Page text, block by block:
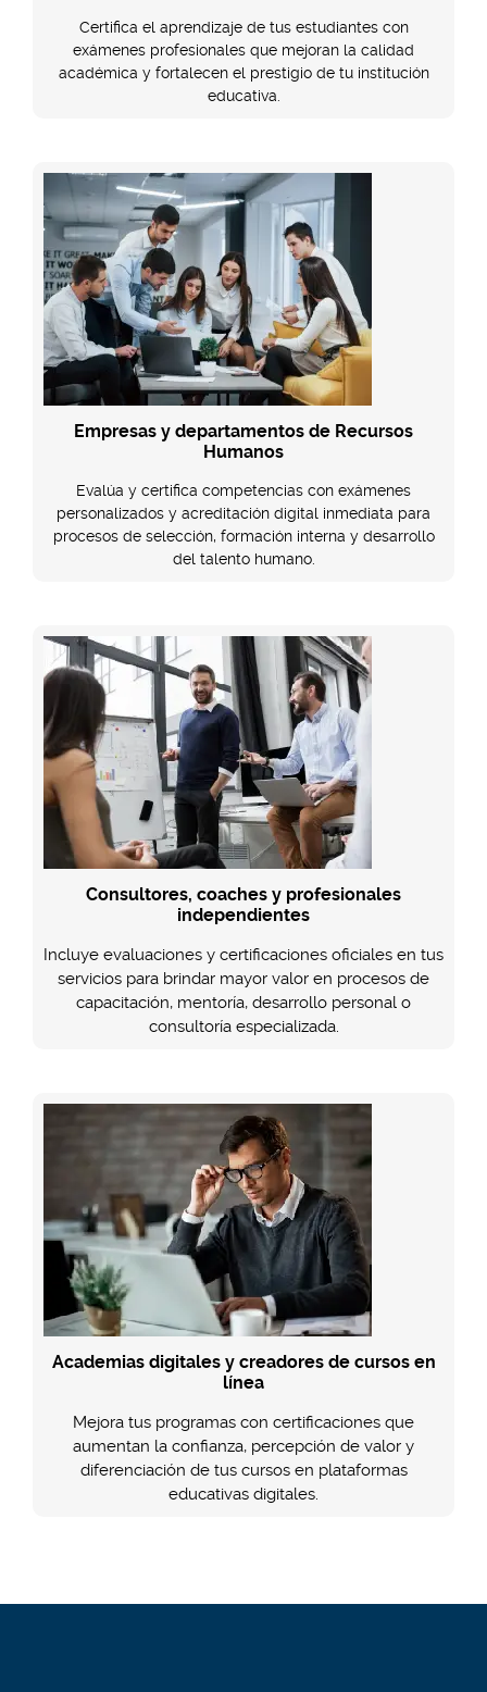
Certifica el aprendizaje de tus estudiantes con
exámenes profesionales que mejoran la calidad
académica y fortalecen el prestigio de tu institución
educativa.
Empresas y departamentos de Recursos
Humanos
Evalúa y certifica competencias con exámenes
personalizados y acreditación digital inmediata para
procesos de selección, formación interna y desarrollo
del talento humano.
Consultores, coaches y profesionales
independientes
Incluye evaluaciones y certificaciones oficiales en tus
servicios para brindar mayor valor en procesos de
capacitación, mentoría, desarrollo personal o
consultoría especializada.
Academias digitales y creadores de cursos en
línea
Mejora tus programas con certificaciones que
aumentan la confianza, percepción de valor y
diferenciación de tus cursos en plataformas
educativas digitales.